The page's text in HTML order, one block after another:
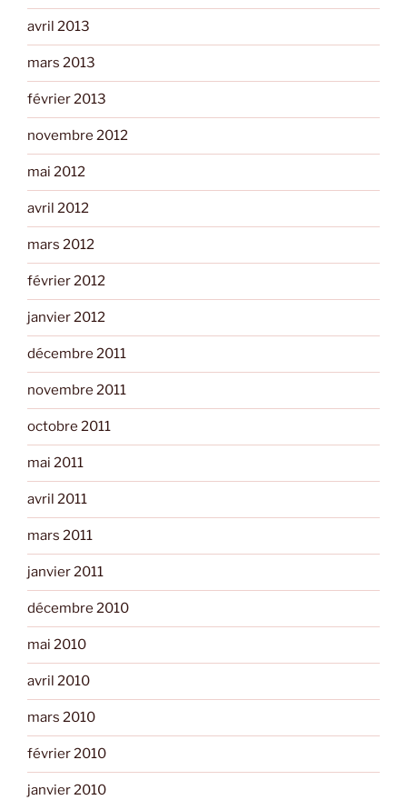
avril 2013
mars 2013
février 2013
novembre 2012
mai 2012
avril 2012
mars 2012
février 2012
janvier 2012
décembre 2011
novembre 2011
octobre 2011
mai 2011
avril 2011
mars 2011
janvier 2011
décembre 2010
mai 2010
avril 2010
mars 2010
février 2010
janvier 2010